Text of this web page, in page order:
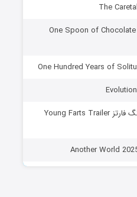
دانلود فیلم یک قاشق شکلات One Spoon of Chocolate
دانلود مستند قطعات تریلر یانگ فارتز Young Farts Trailer